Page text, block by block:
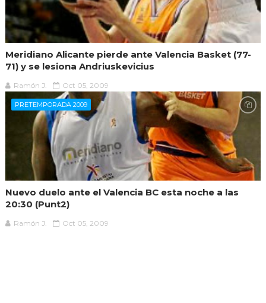
Meridiano Alicante pierde ante Valencia Basket (77-
71) y se lesiona Andriuskevicius
Ramón J. Oct 05, 2009
PRETEMPORADA 2009
Nuevo duelo ante el Valencia BC esta noche a las
20:30 (Punt2)
Ramón J. Oct 05, 2009